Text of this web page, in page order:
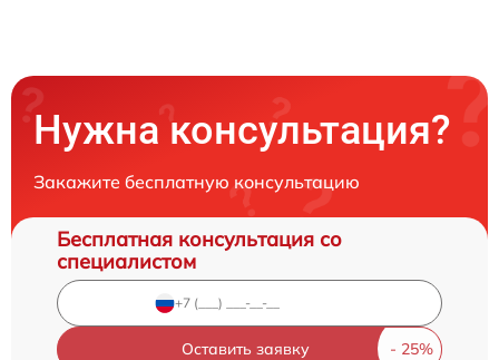
Нужна консультация?
Закажите бесплатную консультацию
Бесплатная консультация со
специалистом
Оставить заявку